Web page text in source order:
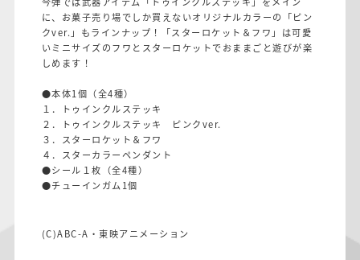
に、お菓子売り場でしか買えないオリジナルカラーの「ピン
クver.」もラインナップ！「スターロケット＆フワ」は可愛
いミニサイズのフワとスターロケットでおままごと遊びが楽
しめます！
●本体1個（全4種）
１．トゥインクルステッキ
２．トゥインクルステッキ ピンクver.
３．スターロケット＆フワ
４．スターカラーペンダント
●シール１枚（全4種）
●チューインガム1個
(C)ABC-A・東映アニメーション